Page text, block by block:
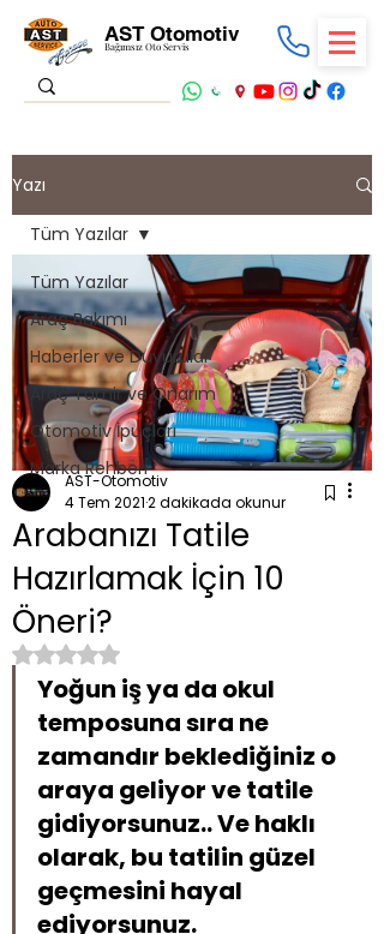
AST Otomotiv
Bağımsız Oto Servis
Yazı
Tüm Yazılar
Araç Bakımı
Haberler ve Duyurular
Araç Tamir ve Onarım
Otomotiv İpuçları
Marka Rehberi
Tüm Yazılar
Arabanızı Tatile
Hazırlamak İçin 10
Öneri?
AST-Otomotiv
4 Tem 20212 dakikada okunur
5 üzerinden NaN yıldız
Yoğun iş ya da okul
temposuna sıra ne
zamandır beklediğiniz o
araya geliyor ve tatile
gidiyorsunuz.. Ve haklı
olarak, bu tatilin güzel
geçmesini hayal
ediyorsunuz.